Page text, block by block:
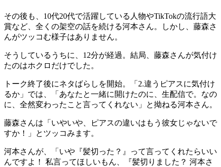
その後も、10代20代で活躍している人物やTikTokの流行語大
賞など、全くの架空の話を続ける河本さん。しかし、藤森さ
んがツッコむ様子はありません。
そうしているうちに、12分が経過。結局、藤森さんが気付け
たのはホクロだけでした。
トーク終了後にネタばらしを開始。「2.違うピアスに気付け
るか」では、「あなたと一緒に開けたのに、生配信で。なの
に、全然変わったこと言ってくれない」と拗ねる河本さん。
藤森さんは「いやいや、ピアスの違いはもう彼女じゃないで
すか！」とツッコみます。
河本さんが、「いや『髪切った？』って言ってくれたらいい
んですよ！ 私言ってほしいもん、『髪切りました？ 河本さ